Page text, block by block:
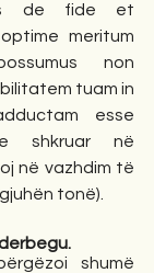
de fide et
meritum
non
tuam in
esse
e shkruar në
në vazhdim të
tonë).